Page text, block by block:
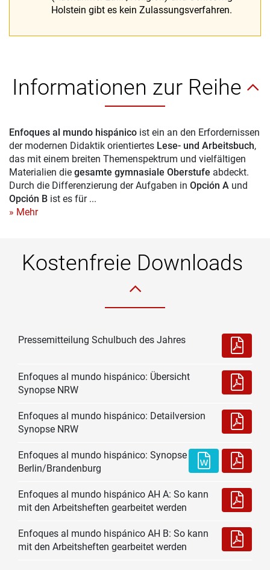
Holstein gibt es kein Zulassungsverfahren.
Informationen zur Reihe
Enfoques al mundo hispánico ist ein an den Erfordernissen
der modernen Didaktik orientiertes Lese- und Arbeitsbuch,
das mit einem breiten Themenspektrum und vielfältigen
Materialien die gesamte gymnasiale Oberstufe abdeckt.
Durch die Differenzierung der Aufgaben in Opción A und
Opción B ist es für ...
» Mehr
Kostenfreie Downloads
Pressemitteilung Schulbuch des Jahres
Enfoques al mundo hispánico: Übersicht
Synopse NRW
Enfoques al mundo hispánico: Detailversion
Synopse NRW
Enfoques al mundo hispánico: Synopse
Berlin/Brandenburg
Enfoques al mundo hispánico AH A: So kann
mit den Arbeitsheften gearbeitet werden
Enfoques al mundo hispánico AH B: So kann
mit den Arbeitsheften gearbeitet werden